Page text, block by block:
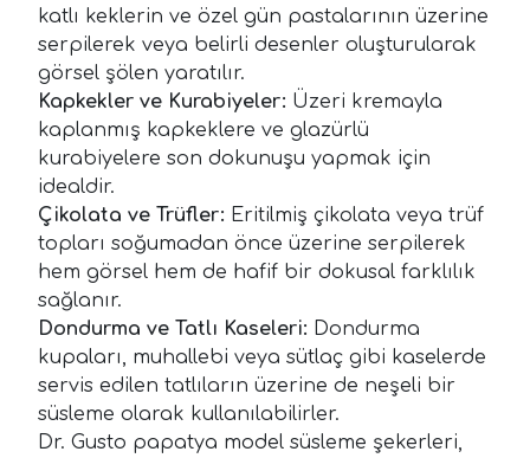
katlı keklerin ve özel gün pastalarının üzerine
serpilerek veya belirli desenler oluşturularak
görsel şölen yaratılır.
Kapkekler ve Kurabiyeler: Üzeri kremayla
kaplanmış kapkeklere ve glazürlü
kurabiyelere son dokunuşu yapmak için
idealdir.
Çikolata ve Trüfler: Eritilmiş çikolata veya trüf
topları soğumadan önce üzerine serpilerek
hem görsel hem de hafif bir dokusal farklılık
sağlanır.
Dondurma ve Tatlı Kaseleri: Dondurma
kupaları, muhallebi veya sütlaç gibi kaselerde
servis edilen tatlıların üzerine de neşeli bir
süsleme olarak kullanılabilirler.
Dr. Gusto papatya model süsleme şekerleri,